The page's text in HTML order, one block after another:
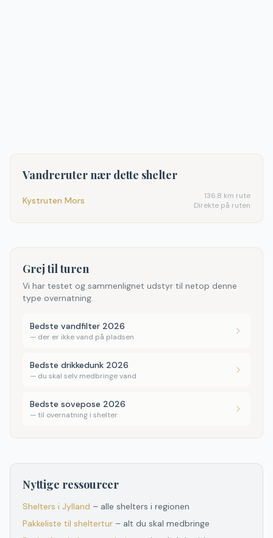
Vandreruter nær dette shelter
Kystruten Mors 136.8 km rute
Direkte på ruten
Grej til turen
Vi har testet og sammenlignet udstyr til netop denne
type overnatning.
Bedste vandfilter 2026
— der er ikke vand på pladsen
Bedste drikkedunk 2026
— du skal selv medbringe vand
Bedste sovepose 2026
— til overnatning i shelter
Nyttige ressourcer
Shelters i Jylland – alle shelters i regionen
Pakkeliste til sheltertur – alt du skal medbringe